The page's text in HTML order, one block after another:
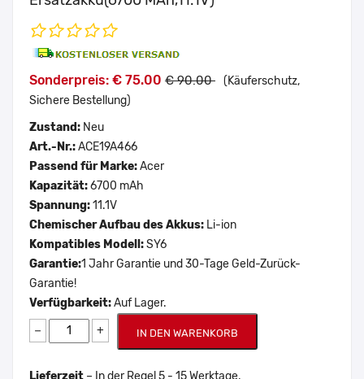
Sonderpreis: € 75.00 € 90.00 (Käuferschutz,
Sichere Bestellung)
Zustand: Neu
Art.-Nr.:ACE19A466
Passend für Marke:Acer
Kapazität:6700 mAh
Spannung:11.1V
Chemischer Aufbau des Akkus: Li-ion
Kompatibles Modell:SY6
Garantie:1 Jahr Garantie und 30-Tage Geld-Zurück-
Garantie!
Verfügbarkeit:Auf Lager.
− + IN DEN WARENKORB
Lieferzeit – In der Regel 5 - 15 Werktage.